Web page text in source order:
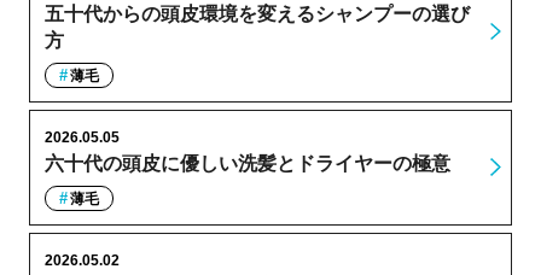
五十代からの頭皮環境を変えるシャンプーの選び
方
薄毛
六十代の頭皮に優しい洗髪とドライヤーの極意
2026.05.05
薄毛
2026.05.02